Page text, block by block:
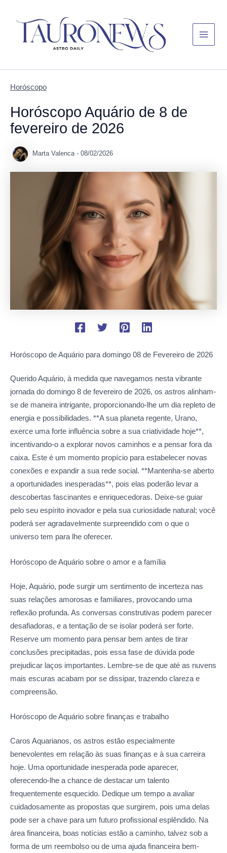
Menu
Horóscopo
Horóscopo Aquário de 8 de
fevereiro de 2026
Marta Valenca - 08/02/2026
Horóscopo de Aquário para domingo 08 de Fevereiro de 2026
Querido Aquário, à medida que navegamos nesta vibrante
jornada do domingo 8 de fevereiro de 2026, os astros alinham-
se de maneira intrigante, proporcionando-lhe um dia repleto de
energia e possibilidades. **A sua planeta regente, Urano,
exerce uma forte influência sobre a sua criatividade hoje**,
incentivando-o a explorar novos caminhos e a pensar fora da
caixa. Este é um momento propício para estabelecer novas
conexões e expandir a sua rede social. **Mantenha-se aberto
a oportunidades inesperadas**, pois elas poderão levar a
descobertas fascinantes e enriquecedoras. Deixe-se guiar
pelo seu espírito inovador e pela sua curiosidade natural; você
poderá ser agradavelmente surpreendido com o que o
universo tem para lhe oferecer.
Horóscopo de Aquário sobre o amor e a família
Hoje, Aquário, pode surgir um sentimento de incerteza nas
suas relações amorosas e familiares, provocando uma
reflexão profunda. As conversas construtivas podem parecer
desafiadoras, e a tentação de se isolar poderá ser forte.
Reserve um momento para pensar bem antes de tirar
conclusões precipitadas, pois essa fase de dúvida pode
prejudicar laços importantes. Lembre-se de que até as nuvens
mais escuras acabam por se dissipar, trazendo clareza e
compreensão.
Horóscopo de Aquário sobre finanças e trabalho
Caros Aquarianos, os astros estão especialmente
benevolentes em relação às suas finanças e à sua carreira
hoje. Uma oportunidade inesperada pode aparecer,
oferecendo-lhe a chance de destacar um talento
frequentemente esquecido. Dedique um tempo a avaliar
cuidadosamente as propostas que surgirem, pois uma delas
pode ser a chave para um futuro profissional esplêndido. Na
área financeira, boas notícias estão a caminho, talvez sob a
forma de um reembolso ou de uma ajuda financeira bem-